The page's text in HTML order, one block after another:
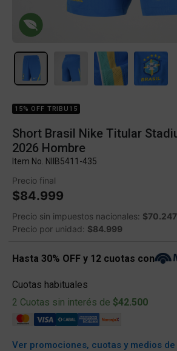
15% OFF TRIBU15
Short Brasil Nike Titular
2026 Hombre
Item No. NIIB5411-435
Precio final
$84.999
Precio sin impuestos nacionales: $70.247
Precio por unidad: $84.999
Hasta 30% OFF y 12 cuotas con
Cuotas habituales
2 Cuotas sin interés de $42.500
Ver promociones, cuotas y medios de